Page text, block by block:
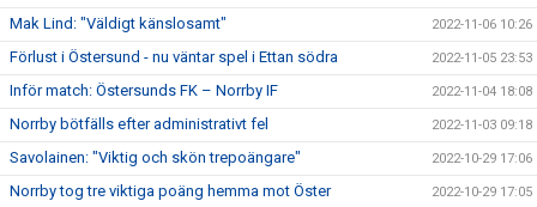
Mak Lind: "Väldigt känslosamt" 2022-11-06 10:26
Förlust i Östersund - nu väntar spel i Ettan södra 2022-11-05 23:53
Inför match: Östersunds FK – Norrby IF 2022-11-04 18:08
Norrby bötfälls efter administrativt fel 2022-11-03 09:18
Savolainen: "Viktig och skön trepoängare" 2022-10-29 17:06
Norrby tog tre viktiga poäng hemma mot Öster 2022-10-29 17:05